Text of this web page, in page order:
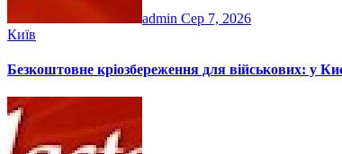
admin Сер 7, 2026
Київ
Безкоштовне кріозбереження для військових: у